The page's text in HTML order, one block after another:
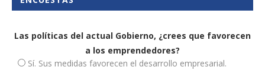
Las políticas del actual Gobierno, ¿crees que favorecen
a los emprendedores?
Sí. Sus medidas favorecen el desarrollo empresarial.